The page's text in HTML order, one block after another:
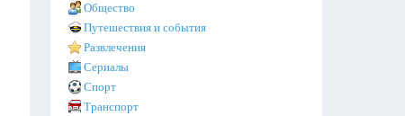
Общество
Путешествия и события
Развлечения
Сериалы
Спорт
Транспорт